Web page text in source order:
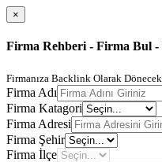
×
Firma Rehberi - Firma Bul -
Firmanıza Backlink Olarak
Firma Adı
Firma Katagori
Firma Adresi
Firma Şehir
Firma İlçe